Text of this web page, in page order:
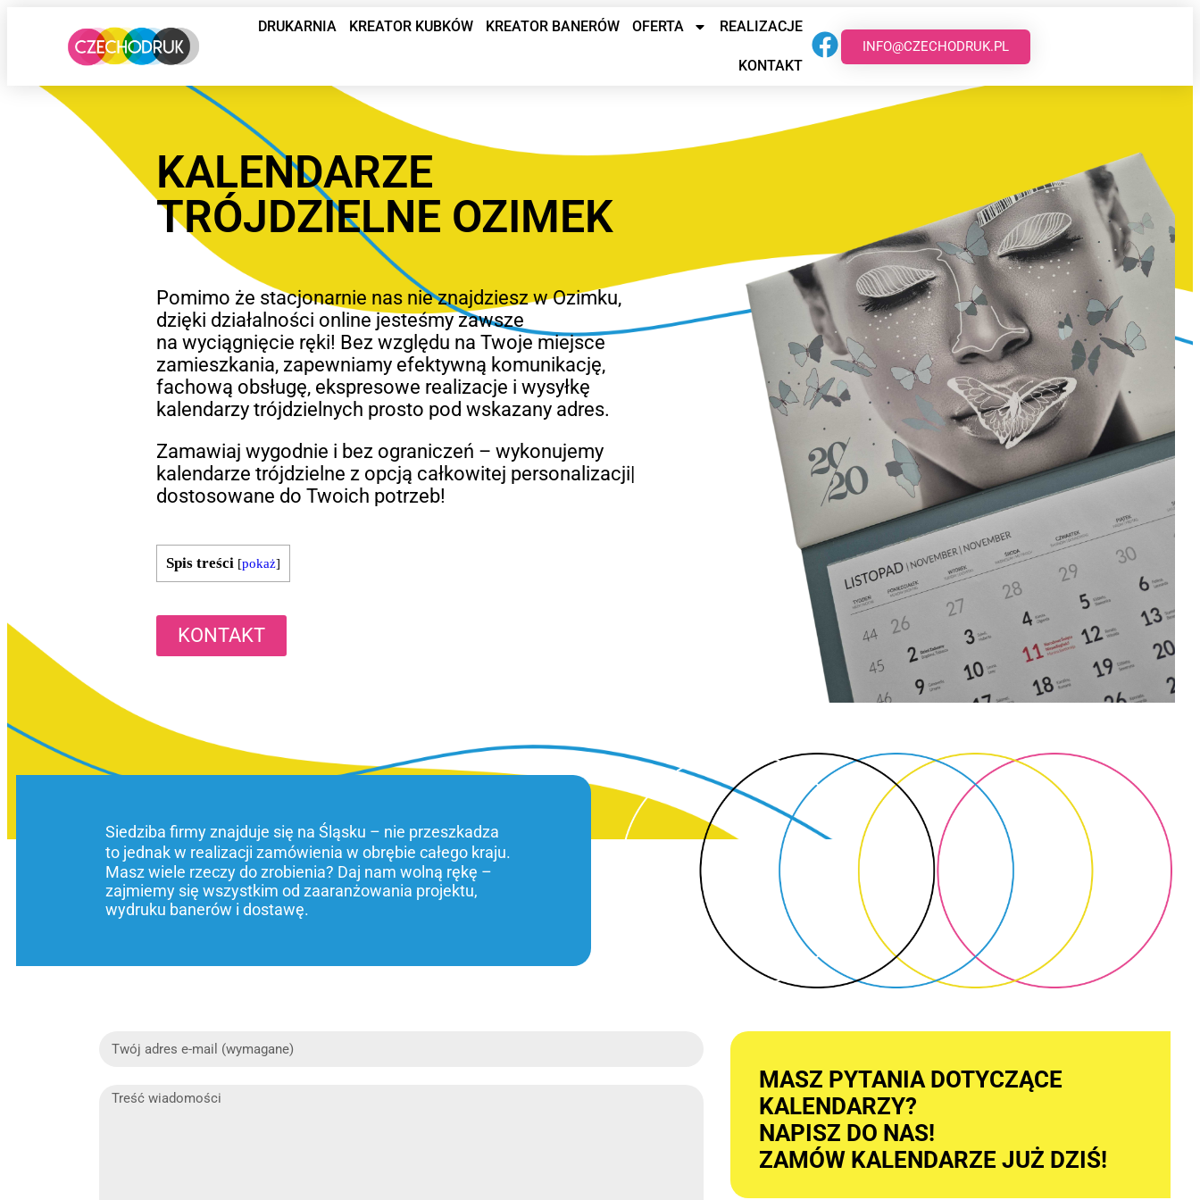
DRUKARNIA KREATOR KUBKÓW KREATOR BANERÓW OFERTA REALIZACJE
KONTAKT
INFO@CZECHODRUK.PL
KALENDARZE
TRÓJDZIELNE OZIMEK
Pomimo że stacjonarnie nas nie znajdziesz w Ozimku,
dzięki działalności online jesteśmy zawsze
na wyciągnięcie ręki! Bez względu na Twoje miejsce
zamieszkania, zapewniamy efektywną komunikację,
fachową obsługę, ekspresowe realizacje i wysyłkę
kalendarzy trójdzielnych prosto pod wskazany adres.
Zamawiaj wygodnie i bez ograniczeń – wykonujemy
kalendarze trójdzielne z opcją całkowitej personalizacji|
dostosowane do Twoich potrzeb!
Spis treści [pokaż]
KONTAKT
Siedziba firmy znajduje się na Śląsku – nie przeszkadza
to jednak w realizacji zamówienia w obrębie całego kraju.
Masz wiele rzeczy do zrobienia? Daj nam wolną rękę –
zajmiemy się wszystkim od zaaranżowania projektu,
wydruku banerów i dostawę.
MASZ PYTANIA DOTYCZĄCE
KALENDARZY?
NAPISZ DO NAS!
ZAMÓW KALENDARZE JUŻ DZIŚ!